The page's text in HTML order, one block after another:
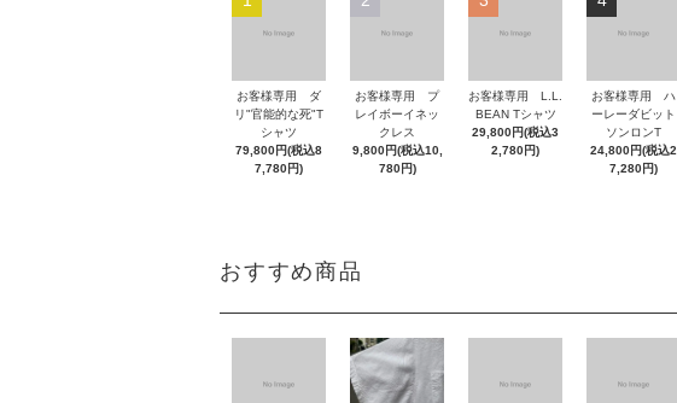
お客様専用 ダ
リ"官能的な死"T
シャツ
79,800円(税込8
7,780円)
お客様専用 プ
レイボーイネッ
クレス
9,800円(税込10,
780円)
お客様専用 L.L.
BEAN Tシャツ
29,800円(税込3
2,780円)
お客様専用 ハ
ーレーダビット
ソンロンT
24,800円(税込2
7,280円)
おすすめ商品